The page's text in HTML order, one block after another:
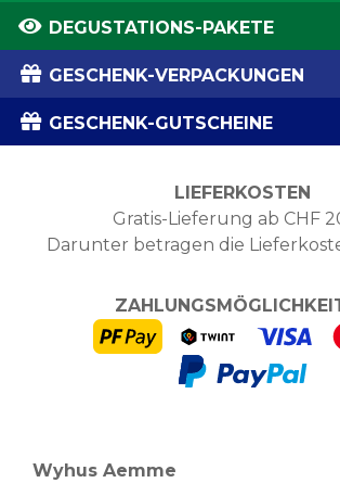
DEGUSTATIONS-PAKETE
GESCHENK-VERPACKUNGEN
GESCHENK-GUTSCHEINE
LIEFERKOSTEN
Gratis-Lieferung ab CHF
Darunter betragen die
Wyhus Aemme